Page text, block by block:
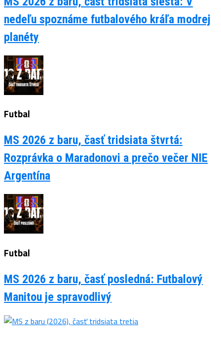
nedeľu spoznáme futbalového kráľa modrej
planéty
Futbal
MS 2026 z baru, časť tridsiata štvrtá:
Rozprávka o Maradonovi a prečo večer NIE
Argentína
Futbal
MS 2026 z baru, časť posledná: Futbalový
Manitou je spravodlivý